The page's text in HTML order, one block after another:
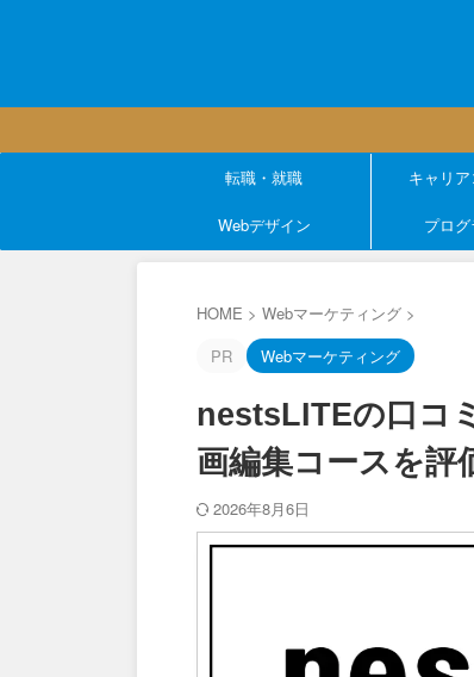
転職・就職 キャリ
Webデザイン プロ
HOME > Webマーケティング >
PR
Webマーケティング
nestsLITEの口コ
画編集コースを評
2026年8月6日